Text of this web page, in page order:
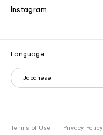
Instagram
Language
Japanese
Terms of Use Privacy Policy